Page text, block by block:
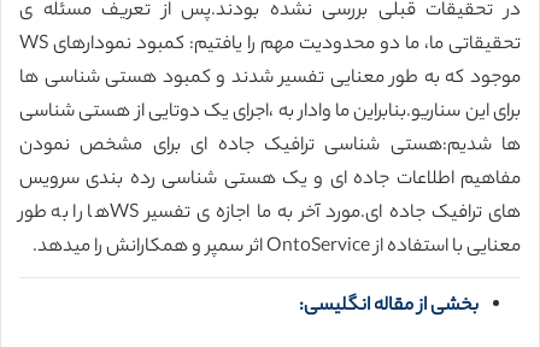
در تحقیقات قبلی بررسی نشده بودند.پس از تعریف مسئله ی
تحقیقاتی ما، ما دو محدودیت مهم را یافتیم: کمبود نمودارهای WS
موجود که به طور معنایی تفسیر شدند و کمبود هستی شناسی ها
برای این سناریو.بنابراین ما وادار به ،اجرای یک دوتایی از هستی شناسی
ها شدیم:هستی شناسی ترافیک جاده ای برای مشخص نمودن
مفاهیم اطلاعات جاده ای و یک هستی شناسی رده بندی سرویس
های ترافیک جاده ای.مورد آخر به ما اجازه ی تفسیر WSها را به طور
معنایی با استفاده از OntoService اثر سمپر و همکارانش را میدهد.
بخشی از مقاله انگلیسی: